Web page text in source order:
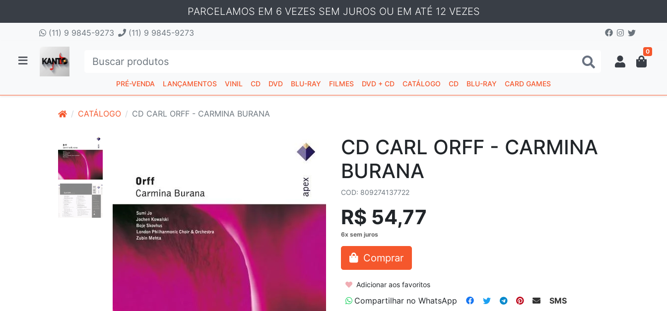
PARCELAMOS EM 6 VEZES SEM JUROS OU EM ATÉ 12 VEZES
(11) 9 9845-9273 (11) 9 9845-9273
0
PRÉ-VENDA LANÇAMENTOS VINIL CD DVD BLU-RAY FILMES DVD + CD CATÁLOGO CD BLU-RAY CARD GAMES
CATÁLOGO CD CARL ORFF - CARMINA BURANA
CD CARL ORFF - CARMINA
BURANA
COD: 809274137722
R$ 54,77
Comprar
Adicionar aos favoritos
Compartilhar no WhatsApp SMS